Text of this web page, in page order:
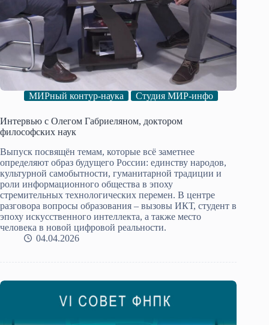
МИРный контур-наука Студия МИР-инфо
Интервью с Олегом Габриеляном, доктором
философских наук
Выпуск посвящён темам, которые всё заметнее
определяют образ будущего России: единству народов,
культурной самобытности, гуманитарной традиции и
роли информационного общества в эпоху
стремительных технологических перемен. В центре
разговора вопросы образования – вызовы ИКТ, студент в
эпоху искусственного интеллекта, а также место
человека в новой цифровой реальности.
04.04.2026